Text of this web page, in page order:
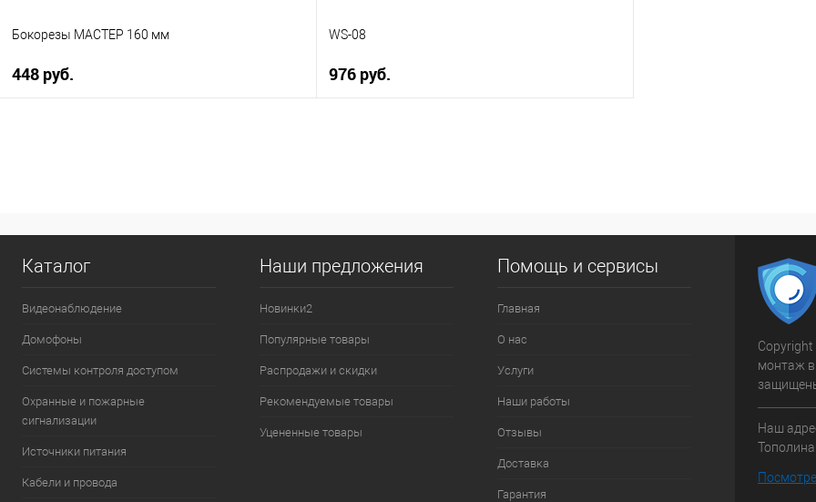
Бокорезы МАСТЕР 160 мм
448 руб.
WS-08
976 руб.
Каталог
Видеонаблюдение
Домофоны
Системы контроля доступом
Охранные и пожарные
сигнализации
Источники питания
Кабели и провода
Наши предложения
Новинки2
Популярные товары
Распродажи и скидки
Рекомендуемые товары
Уцененные товары
Помощь и сервисы
Главная
О нас
Услуги
Наши работы
Отзывы
Доставка
Гарантия
монтаж
Наш